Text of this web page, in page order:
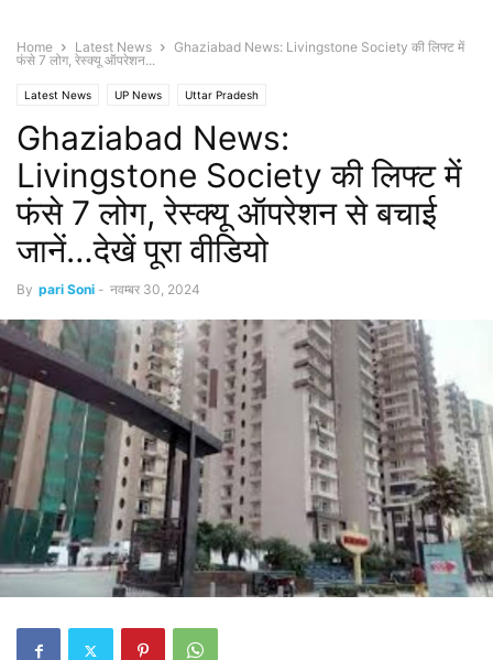
Home Latest News
Ghaziabad News: Livingstone Society की लिफ्ट में
फंसे 7 लोग, रेस्क्यू ऑपरेशन...
Latest News UP News Uttar Pradesh
Ghaziabad News:
Livingstone Society की लिफ्ट में
फंसे 7 लोग, रेस्क्यू ऑपरेशन से बचाई
जानें…देखें पूरा वीडियो
By pari Soni - नवम्बर 30, 2024